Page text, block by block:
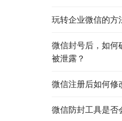
玩转企业微信的方
微信封号后，如何
被泄露？
微信注册后如何修
微信防封工具是否